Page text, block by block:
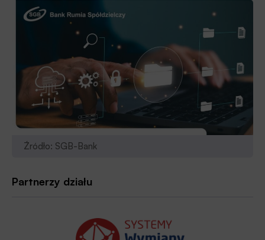
Źródło: SGB-Bank
Partnerzy działu